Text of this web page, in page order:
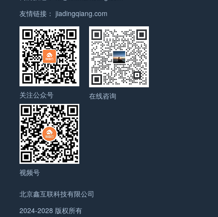
友情链接： jiadingqiang.com
关注公众号 在线咨询
视频号
北京鑫互联科技有限公司
2024-2028 版权所有